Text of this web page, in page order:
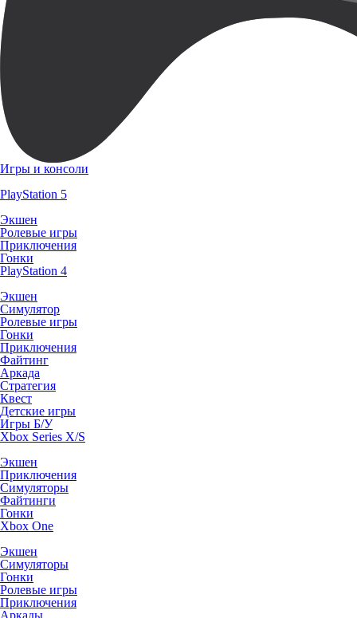
Игры и консоли
PlayStation 5
Экшен
Ролевые игры
Приключения
Гонки
PlayStation 4
Экшен
Симулятор
Ролевые игры
Гонки
Приключения
Файтинг
Аркада
Стратегия
Квест
Детские игры
Игры Б/У
Xbox Series X/S
Экшен
Приключения
Симуляторы
Файтинги
Гонки
Xbox One
Экшен
Симуляторы
Гонки
Ролевые игры
Приключения
Аркады